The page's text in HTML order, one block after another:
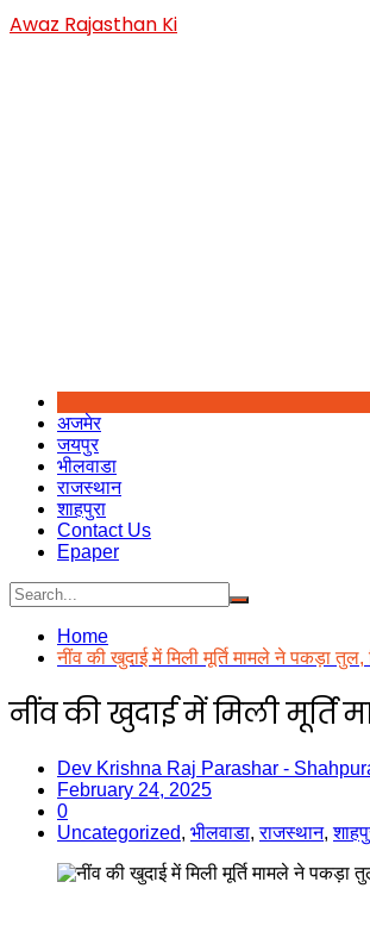
Skip
to
Awaz Rajasthan Ki
अजमेर
जयपुर
भीलवाडा
राजस्थान
शाहपुरा
Contact Us
Epaper
Home
नींव की खुदाई में मिली मूर्ति मामले ने पकड़ा तुल,
नींव की खुदाई में मिली मूर्ति
Dev Krishna Raj Parashar -
February 24, 2025
0
Uncategorized, भीलवाडा,राजस्थान,